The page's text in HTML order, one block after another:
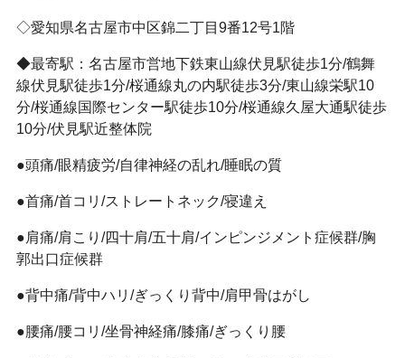
◇愛知県名古屋市中区錦二丁目9番12号1階
◆最寄駅：名古屋市営地下鉄東山線伏見駅徒歩1分/鶴舞
線伏見駅徒歩1分/桜通線丸の内駅徒歩3分/東山線栄駅10
分/桜通線国際センター駅徒歩10分/桜通線久屋大通駅徒歩
10分/伏見駅近整体院
●頭痛/眼精疲労/自律神経の乱れ/睡眠の質
●首痛/首コリ/ストレートネック/寝違え
●肩痛/肩こり/四十肩/五十肩/インピンジメント症候群/胸
郭出口症候群
●背中痛/背中ハリ/ぎっくり背中/肩甲骨はがし
●腰痛/腰コリ/坐骨神経痛/膝痛/ぎっくり腰